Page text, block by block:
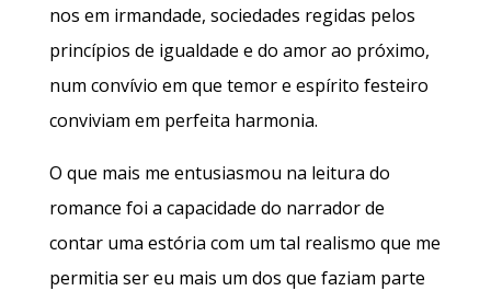
nos em irmandade, sociedades regidas pelos
princípios de igualdade e do amor ao próximo,
num convívio em que temor e espírito festeiro
conviviam em perfeita harmonia.
O que mais me entusiasmou na leitura do
romance foi a capacidade do narrador de
contar uma estória com um tal realismo que me
permitia ser eu mais um dos que faziam parte